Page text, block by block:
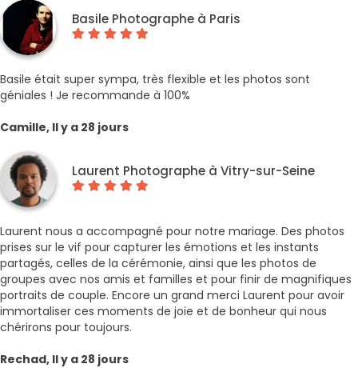
Basile Photographe à Paris
Basile était super sympa, très flexible et les photos sont
géniales ! Je recommande à 100%
Camille, Il y a 28 jours
Laurent Photographe à Vitry-sur-Seine
Laurent nous a accompagné pour notre mariage. Des photos
prises sur le vif pour capturer les émotions et les instants
partagés, celles de la cérémonie, ainsi que les photos de
groupes avec nos amis et familles et pour finir de magnifiques
portraits de couple. Encore un grand merci Laurent pour avoir
immortaliser ces moments de joie et de bonheur qui nous
chérirons pour toujours.
Rechad, Il y a 28 jours